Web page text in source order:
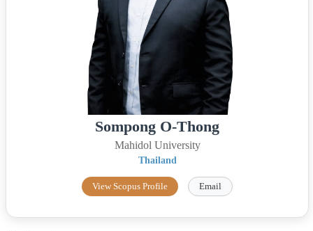
Sompong O-Thong
Mahidol University
Thailand
View Scopus Profile Email